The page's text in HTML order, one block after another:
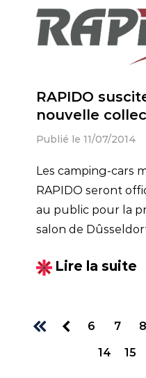
RAPIDO
nouvelle
Publié le 11/07/2014
Les camping-cars
RAPIDO seront
au public pour la
salon de
Lire la suite
6 7 8
14
15